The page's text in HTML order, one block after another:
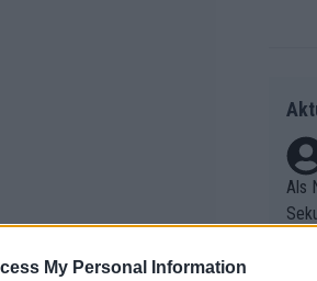
My Personal Information
Als